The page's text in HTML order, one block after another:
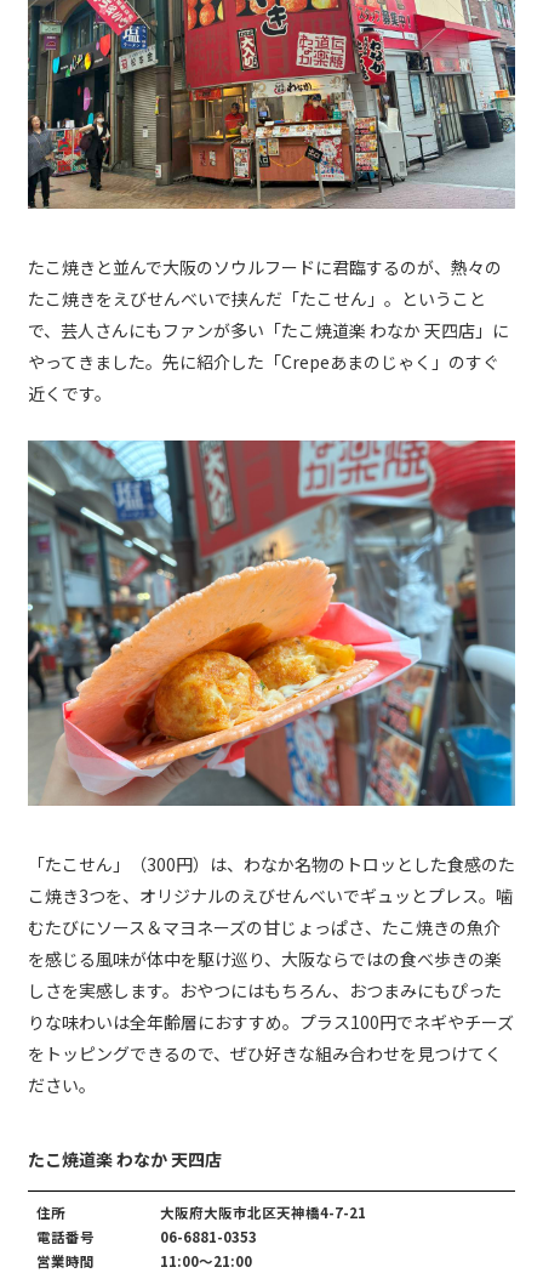
たこ焼きと並んで大阪のソウルフードに君臨するのが、熱々の
たこ焼きをえびせんべいで挟んだ「たこせん」。ということ
で、芸人さんにもファンが多い「たこ焼道楽 わなか 天四店」に
やってきました。先に紹介した「Crepeあまのじゃく」のすぐ
近くです。
「たこせん」（300円）は、わなか名物のトロッとした食感のた
こ焼き3つを、オリジナルのえびせんべいでギュッとプレス。噛
むたびにソース＆マヨネーズの甘じょっぱさ、たこ焼きの魚介
を感じる風味が体中を駆け巡り、大阪ならではの食べ歩きの楽
しさを実感します。おやつにはもちろん、おつまみにもぴった
りな味わいは全年齢層におすすめ。プラス100円でネギやチーズ
をトッピングできるので、ぜひ好きな組み合わせを見つけてく
ださい。
たこ焼道楽 わなか 天四店
住所
大阪府大阪市北区天神橋4-7-21
電話番号
06-6881-0353
営業時間
11:00～21:00